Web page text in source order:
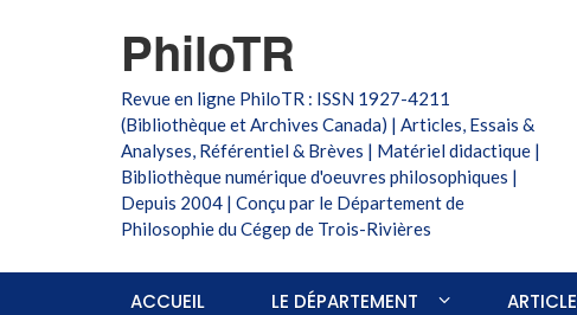
PhiloTR
Revue en ligne PhiloTR : ISSN 1927-4211
(Bibliothèque et Archives Canada) | Articles, Essais &
Analyses, Référentiel & Brèves | Matériel didactique |
Bibliothèque numérique d'oeuvres philosophiques |
Depuis 2004 | Conçu par le Département de
Philosophie du Cégep de Trois-Rivières
ACCUEIL LE DÉPARTEMENT